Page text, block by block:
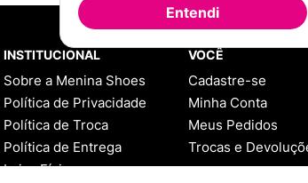
estrelas
4estrelas
3estrelas
estrelas
1estrelas
Entendi